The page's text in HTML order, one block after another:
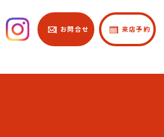
| お問合せ
| 来店予約